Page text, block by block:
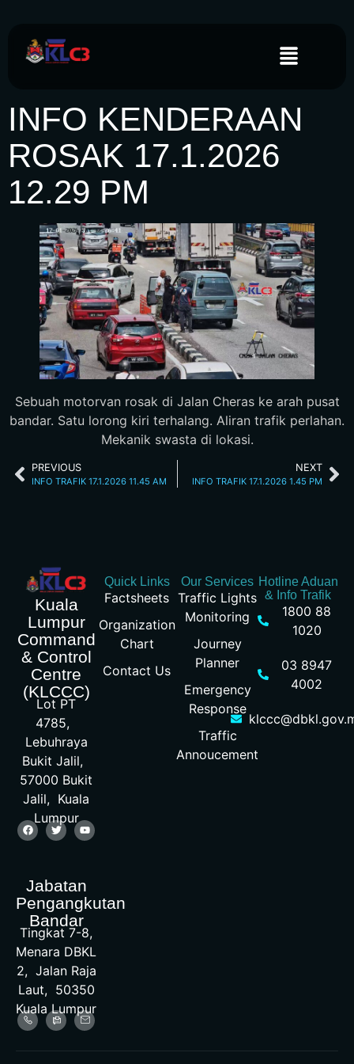
INFO KENDERAAN
ROSAK 17.1.2026
12.29 PM
Sebuah motorvan rosak di Jalan Cheras ke arah pusat
bandar. Satu lorong kiri terhalang. Aliran trafik perlahan.
Mekanik swasta di lokasi.
PREVIOUS
INFO TRAFIK 17.1.2026 11.45 AM
NEXT
INFO TRAFIK 17.1.2026 1.45 PM
Kuala
Lumpur
Command
& Control
Centre
(KLCCC)
Lot PT
4785,
Lebuhraya
Bukit Jalil,
57000 Bukit
Jalil, Kuala
Lumpur
Jabatan
Pengangkutan
Bandar
Tingkat 7-8,
Menara DBKL
2, Jalan Raja
Laut, 50350
Kuala Lumpur
Quick Links
Factsheets
Organization
Chart
Contact Us
Our Services
Traffic Lights
Monitoring
Journey
Planner
Emergency
Response
Traffic
Annoucement
Hotline Aduan
& Info Trafik
1800 88
1020
03 8947
4002